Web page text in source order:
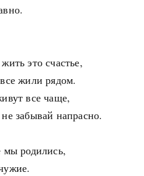
это счастье,
жили рядом.
все чаще,
забывай напрасно.
мы родились,